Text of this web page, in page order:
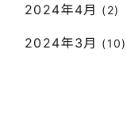
2024年4月 (2)
2024年3月 (10)